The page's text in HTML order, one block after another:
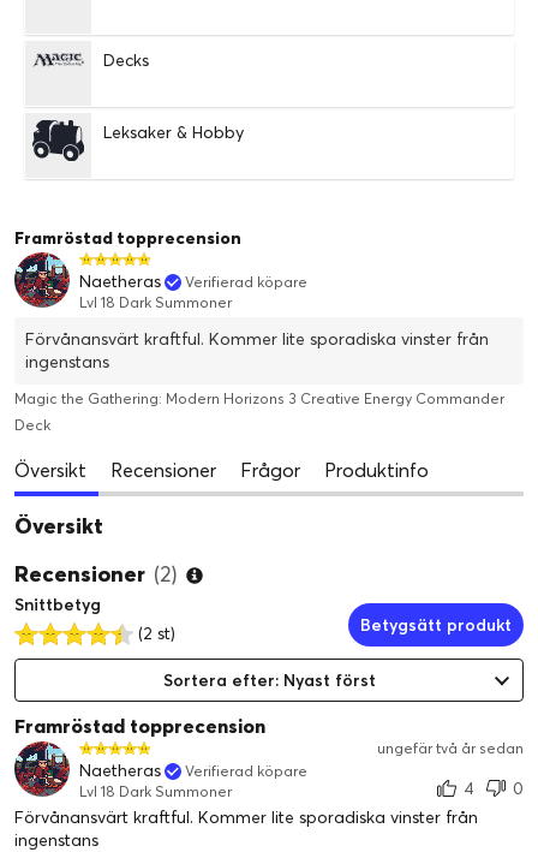
Decks
Leksaker & Hobby
Framröstad topprecension
Naetheras
Verifierad köpare
Lvl 18 Dark Summoner
Förvånansvärt kraftful. Kommer lite sporadiska vinster från
ingenstans
Magic the Gathering: Modern Horizons 3 Creative Energy Commander
Deck
Översikt Recensioner Frågor Produktinfo
Översikt
Recensioner (2)
Snittbetyg
(2 st)
Betygsätt produkt
Sortera efter: Nyast först
Framröstad topprecension
ungefär två år sedan
Naetheras
Verifierad köpare
Lvl 18 Dark Summoner
4
0
Förvånansvärt kraftful. Kommer lite sporadiska vinster från
ingenstans